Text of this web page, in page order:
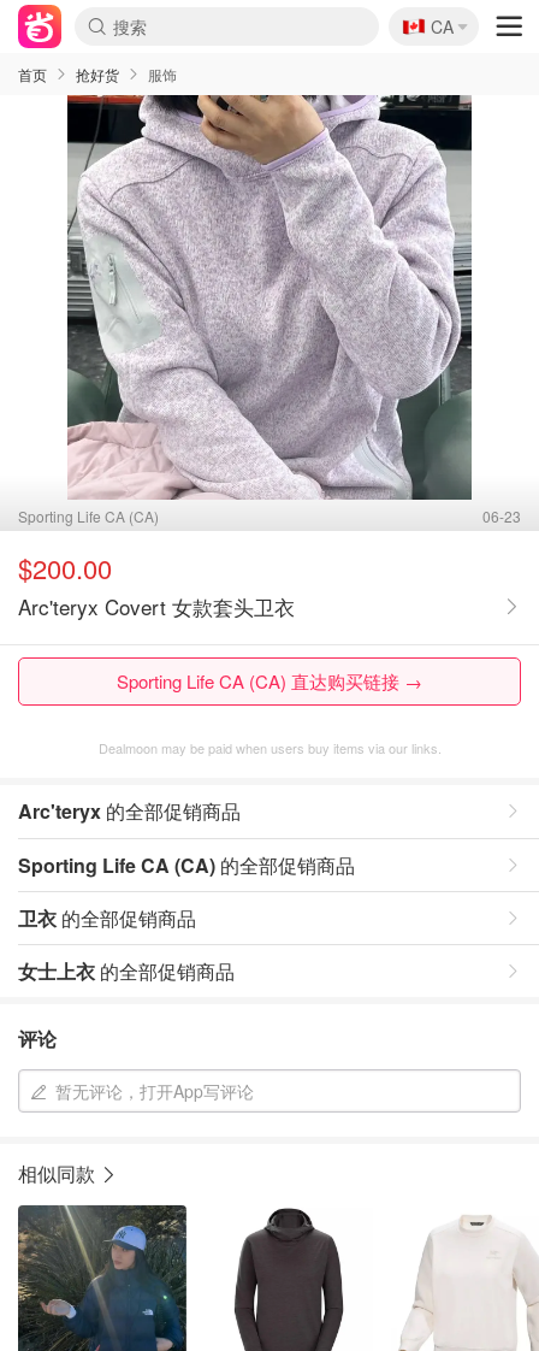
🇨🇦
CA
首页 抢好货 服饰
Sporting Life CA (CA) 06-23
$200.00
Arc'teryx Covert 女款套头卫衣
Sporting Life CA (CA) 直达购买链接 →
Dealmoon may be paid when users buy items via our links.
Arc'teryx 的全部促销商品
Sporting Life CA (CA) 的全部促销商品
卫衣 的全部促销商品
女士上衣 的全部促销商品
评论
暂无评论，打开App写评论
相似同款